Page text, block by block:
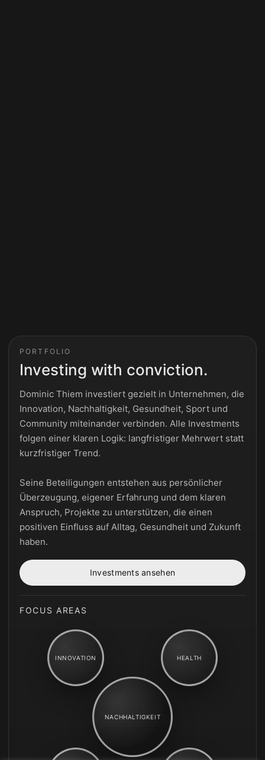
PORTFOLIO
Investing with conviction.
Dominic Thiem investiert gezielt in Unternehmen, die
Innovation, Nachhaltigkeit, Gesundheit, Sport und
Community miteinander verbinden. Alle Investments
folgen einer klaren Logik: langfristiger Mehrwert statt
kurzfristiger Trend.
Seine Beteiligungen entstehen aus persönlicher
Überzeugung, eigener Erfahrung und dem klaren
Anspruch, Projekte zu unterstützen, die einen
positiven Einfluss auf Alltag, Gesundheit und Zukunft
haben.
Investments ansehen
FOCUS AREAS
INNOVATION HEALTH
NACHHALTIGKEIT